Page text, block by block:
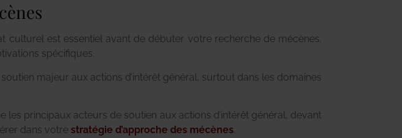
est essentiel avant de débuter votre recherche de mécènes.
spécifiques.
majeur aux actions d’intérêt général, surtout dans les domaines
principaux acteurs de soutien aux actions d’intérêt général, devant
dans votre stratégie d’approche des mécènes.